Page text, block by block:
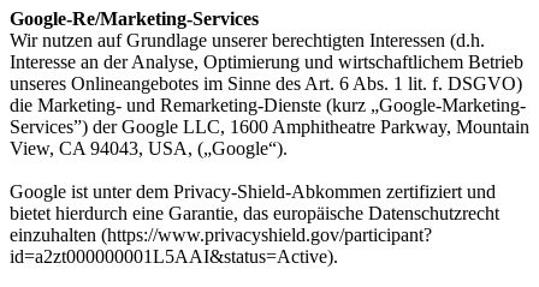
Google-Re/Marketing-Services
Wir nutzen auf Grundlage unserer berechtigten Interessen (d.h.
Interesse an der Analyse, Optimierung und wirtschaftlichem Betrieb
unseres Onlineangebotes im Sinne des Art. 6 Abs. 1 lit. f. DSGVO)
die Marketing- und Remarketing-Dienste (kurz „Google-Marketing-
Services”) der Google LLC, 1600 Amphitheatre Parkway, Mountain
View, CA 94043, USA, („Google“).
Google ist unter dem Privacy-Shield-Abkommen zertifiziert und
bietet hierdurch eine Garantie, das europäische Datenschutzrecht
einzuhalten (https://www.privacyshield.gov/participant?
id=a2zt000000001L5AAI&status=Active).